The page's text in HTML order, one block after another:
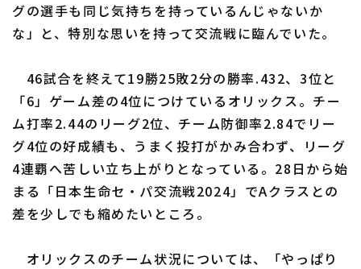
利用規約 プライバシーポリシー
運営会社 （別ウィンドウで開く） よくある質問
特定商取引法の表示 アルバイト募集（別ウィンドウで開く
グの選手も同じ気持ちを持っているんじゃないか
な」と、特別な思いを持って交流戦に臨んでいた。
46試合を終えて19勝25敗2分の勝率.432、3位と
「6」ゲーム差の4位につけているオリックス。チー
ム打率2.44のリーグ2位、チーム防御率2.84でリー
グ4位の好成績も、うまく投打がかみ合わず、リーグ
4連覇へ苦しい立ち上がりとなっている。28日から始
まる「日本生命セ・パ交流戦2024」でAクラスとの
差を少しでも縮めたいところ。
オリックスのチーム状況については、「やっぱり